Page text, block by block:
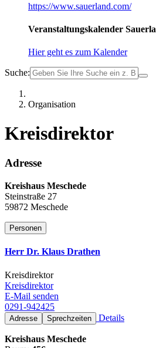
https://www.sauerland.com/
Veranstaltungskalender
Hier geht es zum Kalender
Suche:
Organisation
Kreisdirektor
Adresse
Kreishaus Meschede
Steinstraße 27
59872 Meschede
Personen
Herr Dr. Klaus Drathen
Kreisdirektor
Kreisdirektor
E-Mail senden
0291-942425
Adresse Sprechzeiten Details
Kreishaus Meschede